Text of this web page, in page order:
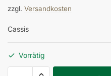
zzgl. Versandkosten
Cassis
Vorrätig